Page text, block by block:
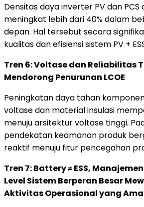
Densitas daya inverter PV dan
meningkat lebih dari 40% dalam
depan. Hal tersebut secara
kualitas dan efisiensi sistem PV +
Tren 6: Voltase dan Reliabilitas
Mendorong Penurunan LCOE
Peningkatan daya tahan
voltase dan material insulasi
menuju arsitektur voltase tinggi.
pendekatan keamanan produk
reaktif menuju fitur pencegahan
Tren 7: Battery ≠ ESS,
Level Sistem Berperan Besar
Aktivitas Operasional yang